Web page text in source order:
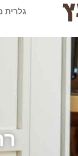
גלרית